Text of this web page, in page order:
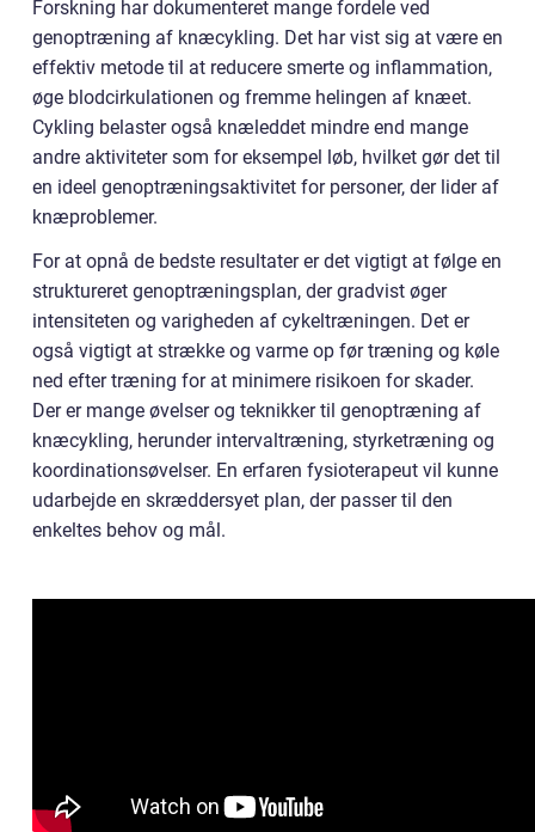
Forskning har dokumenteret mange fordele ved
genoptræning af knæcykling. Det har vist sig at være en
effektiv metode til at reducere smerte og inflammation,
øge blodcirkulationen og fremme helingen af knæet.
Cykling belaster også knæleddet mindre end mange
andre aktiviteter som for eksempel løb, hvilket gør det til
en ideel genoptræningsaktivitet for personer, der lider af
knæproblemer.
For at opnå de bedste resultater er det vigtigt at følge en
struktureret genoptræningsplan, der gradvist øger
intensiteten og varigheden af cykeltræningen. Det er
også vigtigt at strække og varme op før træning og køle
ned efter træning for at minimere risikoen for skader.
Der er mange øvelser og teknikker til genoptræning af
knæcykling, herunder intervaltræning, styrketræning og
koordinationsøvelser. En erfaren fysioterapeut vil kunne
udarbejde en skræddersyet plan, der passer til den
enkeltes behov og mål.